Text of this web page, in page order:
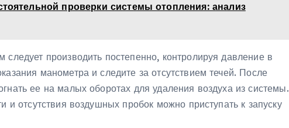
проверки системы отопления: анализ
производить постепенно, контролируя давление в
манометра и следите за отсутствием течей. После
ее на малых оборотах для удаления воздуха из системы.
и отсутствия воздушных пробок можно приступать к запуску